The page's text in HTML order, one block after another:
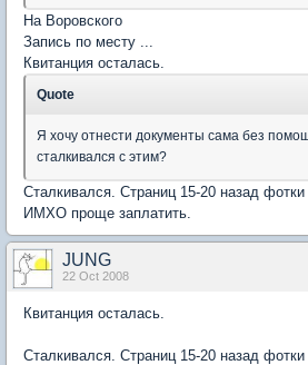
На Воровского
Запись по месту ...
Квитанция осталась.
Quote
Я хочу отнести документы сама без
сталкивался с этим?
Сталкивался. Страниц 15-20 назад
ИМХО проще заплатить.
JUNG
22 Oct 2008
Квитанция осталась.
Сталкивался. Страниц 15-20 назад